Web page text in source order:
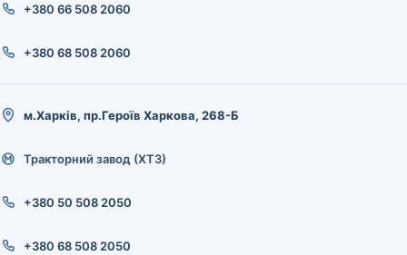
+380 66 508 2060
+380 68 508 2060
м.Харків, пр.Героїв Харкова, 268-Б
Тракторний завод (ХТЗ)
+380 50 508 2050
+380 68 508 2050